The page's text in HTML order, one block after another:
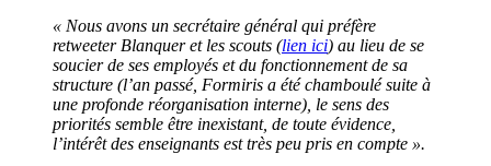
« Nous avons un secrétaire général qui préfère
retweeter Blanquer et les scouts (lien ici) au lieu de se
soucier de ses employés et du fonctionnement de sa
structure (l’an passé, Formiris a été chamboulé suite à
une profonde réorganisation interne), le sens des
priorités semble être inexistant, de toute évidence,
l’intérêt des enseignants est très peu pris en compte ».